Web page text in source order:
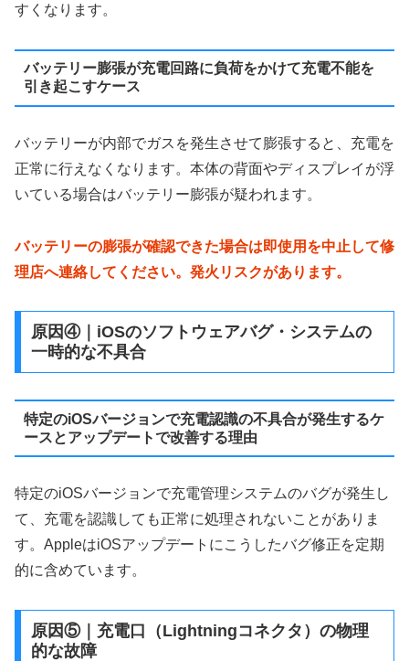
すくなります。
バッテリー膨張が充電回路に負荷をかけて充電不能を
引き起こすケース
バッテリーが内部でガスを発生させて膨張すると、充電を
正常に行えなくなります。本体の背面やディスプレイが浮
いている場合はバッテリー膨張が疑われます。
バッテリーの膨張が確認できた場合は即使用を中止して修
理店へ連絡してください。発火リスクがあります。
原因④｜iOSのソフトウェアバグ・システムの
一時的な不具合
特定のiOSバージョンで充電認識の不具合が発生するケ
ースとアップデートで改善する理由
特定のiOSバージョンで充電管理システムのバグが発生し
て、充電を認識しても正常に処理されないことがありま
す。AppleはiOSアップデートにこうしたバグ修正を定期
的に含めています。
原因⑤｜充電口（Lightningコネクタ）の物理
的な故障